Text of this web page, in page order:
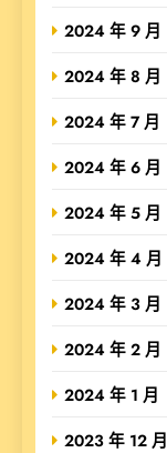
2024 年 9 月
2024 年 8 月
2024 年 7 月
2024 年 6 月
2024 年 5 月
2024 年 4 月
2024 年 3 月
2024 年 2 月
2024 年 1 月
2023 年 12 月